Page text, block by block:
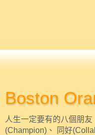
Boston
人生一定要有的八個朋
(Champion)、 同好